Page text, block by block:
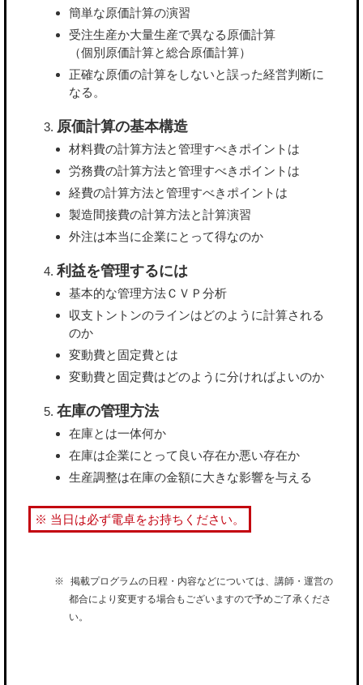
簡単な原価計算の演習
受注生産か大量生産で異なる原価計算
（個別原価計算と総合原価計算）
正確な原価の計算をしないと誤った経営判断に
なる。
原価計算の基本構造
材料費の計算方法と管理すべきポイントは
労務費の計算方法と管理すべきポイントは
経費の計算方法と管理すべきポイントは
製造間接費の計算方法と計算演習
外注は本当に企業にとって得なのか
利益を管理するには
基本的な管理方法ＣＶＰ分析
収支トントンのラインはどのように計算される
のか
変動費と固定費とは
変動費と固定費はどのように分ければよいのか
在庫の管理方法
在庫とは一体何か
在庫は企業にとって良い存在か悪い存在か
生産調整は在庫の金額に大きな影響を与える
※ 当日は必ず電卓をお持ちください。
掲載プログラムの日程・内容などについては、講師・運営の
都合により変更する場合もございますので予めご了承くださ
い。